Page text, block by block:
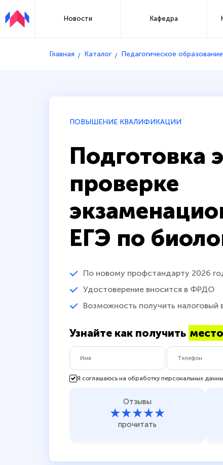
Новости Кафедра
Главная Каталог Педагогическое образование
ПОВЫШЕНИЕ КВАЛИФИКАЦИИ
Подготовка
проверке
ЕГЭ по
По новому профстандарту 2026
Удостоверение вносится в ФРДО
Возможность получить налоговый
Узнайте как получить
Я соглашаюсь на обработку персональных
Отзывы
★★★★★
прочитать